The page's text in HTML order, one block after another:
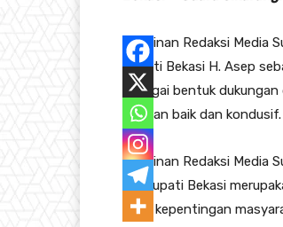
Pimpinan Redaksi Media
Bupati Bekasi H. Asep
sebagai bentuk
dengan baik dan kondusif.
Pimpinan Redaksi Media
Plt Bupati Bekasi
demi kepentingan